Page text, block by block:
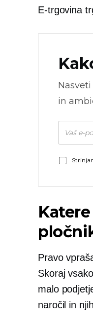
E-trgovina
Nasveti
in
Pravo
Skoraj
malo
naročil in